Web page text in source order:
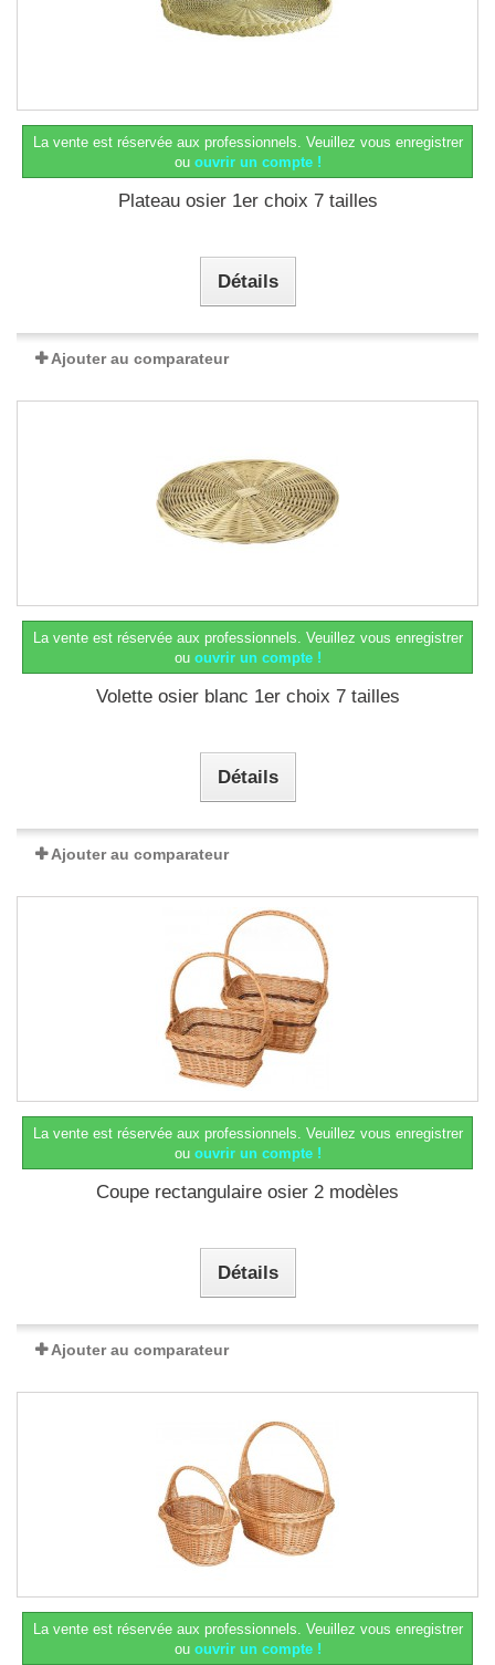
La vente est réservée aux professionnels. Veuillez vous enregistrer
ou ouvrir un compte !
Plateau osier 1er choix 7 tailles
Détails
Ajouter au comparateur
La vente est réservée aux professionnels. Veuillez vous enregistrer
ou ouvrir un compte !
Volette osier blanc 1er choix 7 tailles
Détails
Ajouter au comparateur
La vente est réservée aux professionnels. Veuillez vous enregistrer
ou ouvrir un compte !
Coupe rectangulaire osier 2 modèles
Détails
Ajouter au comparateur
La vente est réservée aux professionnels. Veuillez vous enregistrer
ou ouvrir un compte !